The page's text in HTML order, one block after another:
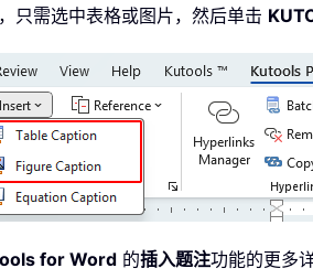
只需选中表格或图片，然后单击
for Word 的插入题注功能的更多